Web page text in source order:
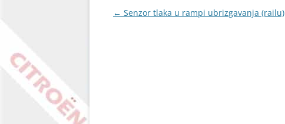
Navigacija
← Senzor tlaka u rampi ubrizgavanja (railu)